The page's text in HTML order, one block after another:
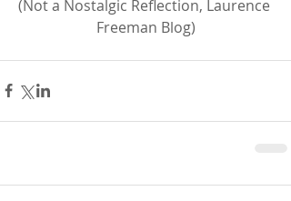
(Not a Nostalgic Reflection, Laurence
Freeman Blog)